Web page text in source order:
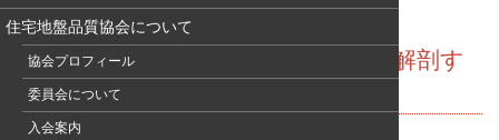
住宅地盤品質協会について
協会プロフィール
委員会について
入会案内
特集：新潟県中越地震を耐震工学で解剖す
る